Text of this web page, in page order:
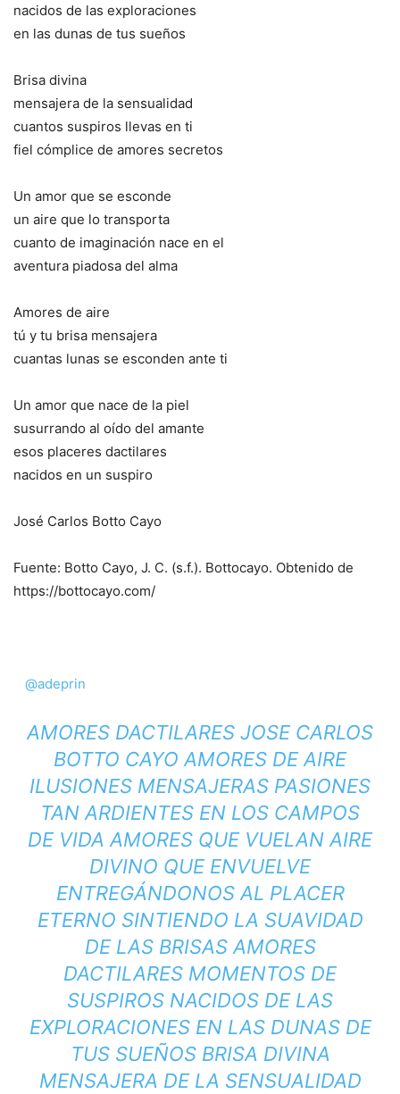
nacidos de las exploraciones
en las dunas de tus sueños
Brisa divina
mensajera de la sensualidad
cuantos suspiros llevas en ti
fiel cómplice de amores secretos
Un amor que se esconde
un aire que lo transporta
cuanto de imaginación nace en el
aventura piadosa del alma
Amores de aire
tú y tu brisa mensajera
cuantas lunas se esconden ante ti
Un amor que nace de la piel
susurrando al oído del amante
esos placeres dactilares
nacidos en un suspiro
José Carlos Botto Cayo
Fuente: Botto Cayo, J. C. (s.f.). Bottocayo. Obtenido de
https://bottocayo.com/
@adeprin
AMORES DACTILARES JOSE CARLOS
BOTTO CAYO AMORES DE AIRE
ILUSIONES MENSAJERAS PASIONES
TAN ARDIENTES EN LOS CAMPOS
DE VIDA AMORES QUE VUELAN AIRE
DIVINO QUE ENVUELVE
ENTREGÁNDONOS AL PLACER
ETERNO SINTIENDO LA SUAVIDAD
DE LAS BRISAS AMORES
DACTILARES MOMENTOS DE
SUSPIROS NACIDOS DE LAS
EXPLORACIONES EN LAS DUNAS DE
TUS SUEÑOS BRISA DIVINA
MENSAJERA DE LA SENSUALIDAD